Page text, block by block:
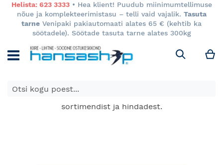
Helista: 623 3333• Hea klient! Puudub miinimumtellimuse
nõue ja komplekteerimistasu – telli vaid vajalik. Tasuta
tarne Venipaki pakiautomaati alates 65 € (kehtib ka
söötadele). Söötade tasuta tarne alates 300kg
Otsi
E-poes kuvatavad toodete hinnad kehtivad ainult e-
poes ja võivad erineda Keila ja Tartu poodide
sortimendist ja hindadest.